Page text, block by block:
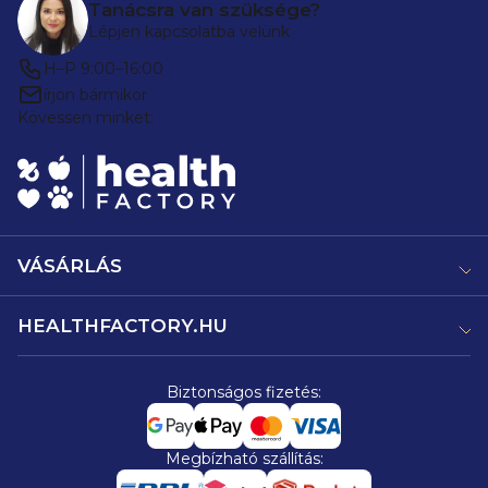
Tanácsra van szüksége?
Lépjen kapcsolatba velünk
H–P 9:00–16:00
írjon bármikor
Kövessen minket:
VÁSÁRLÁS
HEALTHFACTORY.HU
Biztonságos fizetés:
Megbízható szállítás: